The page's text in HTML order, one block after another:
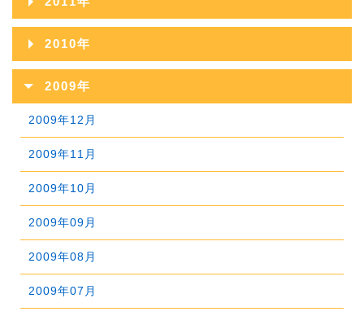
2020年01月
2019年03月
2019年02月
2019年01月
2018年03月
2018年02月
2018年01月
2017年05月
2017年03月
2017年02月
2017年01月
2016年06月
2016年05月
2015年07月
2015年06月
2015年05月
2015年04月
2015年03月
2015年02月
2015年01月
2014年09月
2014年08月
2014年07月
2014年06月
2014年05月
2014年04月
2014年03月
2014年02月
2014年01月
2013年10月
2013年09月
2013年08月
2013年07月
2013年06月
2013年05月
2013年04月
2013年03月
2013年02月
2012年11月
2012年10月
2012年09月
2012年08月
2012年07月
2012年06月
2012年05月
2012年04月
2012年03月
2011年12月
2011年11月
2011年10月
2011年09月
2011年08月
2011年07月
2011年06月
2011年05月
2011年04月
2010年
2010年12月
2009年
2009年12月
2009年11月
2009年10月
2009年09月
2009年08月
2009年07月